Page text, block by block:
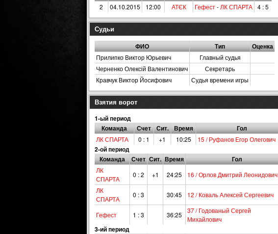
2 04.10.2015 12:00 АТЄК Гефест- ЛК СПАРТА 4 : 5
Судьи
ФИО Тип Оценка
Прилипко Виктор Юрьевич
Главный судья
Черненко Олексій Валентинович
Секретарь
Кравчук Виктор Йосифович
Судья времени игры
Взятия ворот
1-ый период
Команда
Счет Сит. Время Гол
ЛК СПАРТА 0 : 1 +1 10:25 15 / Руфанов Егор Олегович
2-ой период
Команда
Счет Сит. Время Гол
ЛК
СПАРТА
0 : 2 +1 24:25 16 / Орлов Дмитрий Леонидович
ЛК
СПАРТА
0 : 3 30:45 12 / Коваль Алексей Сергеевич
Гефест 1 : 3 36:25
37 / Годованый Сергей
Михайлович
3-ий период